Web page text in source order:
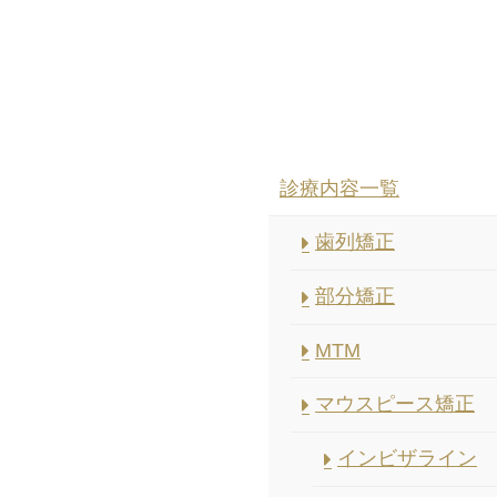
診療内容一覧
歯列矯正
部分矯正
MTM
マウスピース矯正
インビザライン